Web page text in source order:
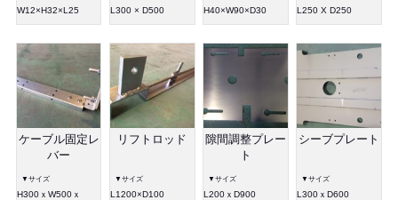
W12×H32×L25 L300 × D500 H40×W90×D30 L250 X D250
ケーブル固定レ
バー
▼サイズ
H300ｘW500ｘ
リフトロッド
▼サイズ
L1200×D100
隙間調整プレー
ト
▼サイズ
L200ｘD900
シーブプレート
▼サイズ
L300ｘD600